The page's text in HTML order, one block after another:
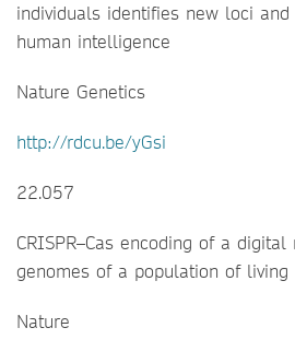
individuals identifies new loci
human intelligence
Nature Genetics
http://rdcu.be/yGsi
22.057
CRISPR–Cas encoding of a
genomes of a population of living
Nature